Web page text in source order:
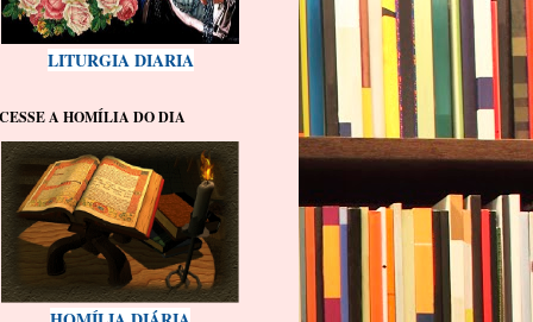
LITURGIA DIARIA
A HOMÍLIA DO DIA